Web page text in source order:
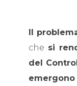
Il
che si
del